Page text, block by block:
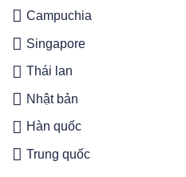
phẩm
Campuchia
Singapore
Thái lan
Nhật bản
Hàn quốc
Trung quốc